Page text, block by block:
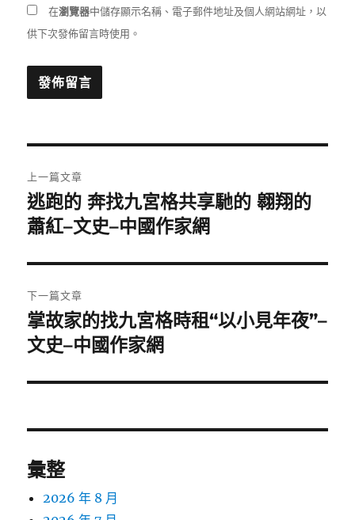
在瀏覽器中儲存顯示名稱、電子郵件地址及個人網站網址，以
供下次發佈留言時使用。
章
導
覽
上一篇文章
上
一
文
章:
逃跑的 奔找九宮格共享馳的 翱翔的
蕭紅–文史–中國作家網
下一篇文章
下
一
文
掌故家的找九宮格時租“以小見年夜”–
文史–中國作家網
彙整
2026 年 8 月